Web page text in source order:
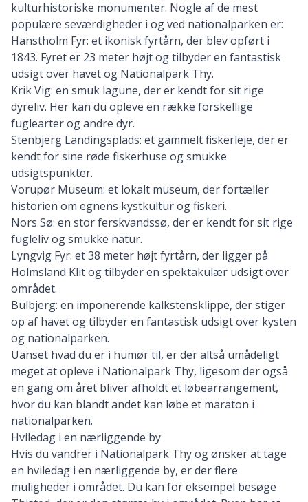
kulturhistoriske monumenter. Nogle af de mest
populære seværdigheder i og ved nationalparken er:
Hanstholm Fyr: et ikonisk fyrtårn, der blev opført i
1843. Fyret er 23 meter højt og tilbyder en fantastisk
udsigt over havet og Nationalpark Thy.
Krik Vig: en smuk lagune, der er kendt for sit rige
dyreliv. Her kan du opleve en række forskellige
fuglearter og andre dyr.
Stenbjerg Landingsplads: et gammelt fiskerleje, der er
kendt for sine røde fiskerhuse og smukke
udsigtspunkter.
Vorupør Museum: et lokalt museum, der fortæller
historien om egnens kystkultur og fiskeri.
Nors Sø: en stor ferskvandssø, der er kendt for sit rige
fugleliv og smukke natur.
Lyngvig Fyr: et 38 meter højt fyrtårn, der ligger på
Holmsland Klit og tilbyder en spektakulær udsigt over
området.
Bulbjerg: en imponerende kalkstensklippe, der stiger
op af havet og tilbyder en fantastisk udsigt over kysten
og nationalparken.
Uanset hvad du er i humør til, er der altså umådeligt
meget at opleve i Nationalpark Thy, ligesom der også
en gang om året bliver afholdt et løbearrangement,
hvor du kan blandt andet kan løbe et maraton i
nationalparken.
Hviledag i en nærliggende by
Hvis du vandrer i Nationalpark Thy og ønsker at tage
en hviledag i en nærliggende by, er der flere
muligheder i området. Du kan for eksempel besøge